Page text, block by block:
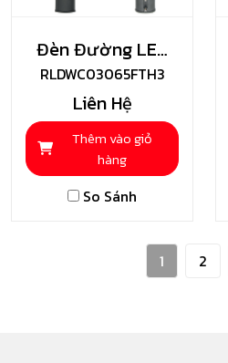
Đèn Đường LED
Toshiba
RLDWC03065FTH3
Liên Hệ
Thêm vào giỏ
hàng
So Sánh
1 2